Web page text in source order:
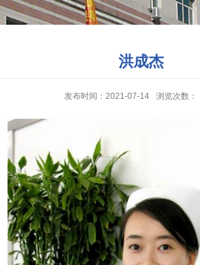
洪成杰
发布时间：2021-07-14 浏览次数：